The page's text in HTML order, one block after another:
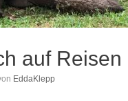
auf
EddaKlepp